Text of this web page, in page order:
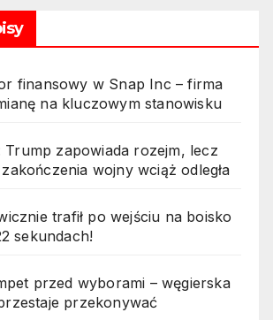
finansowy w Snap Inc – firma
na kluczowym stanowisku
Trump zapowiada rozejm, lecz
wojny wciąż odległa
trafił po wejściu na boisko
sekundach!
przed wyborami – węgierska
przekonywać